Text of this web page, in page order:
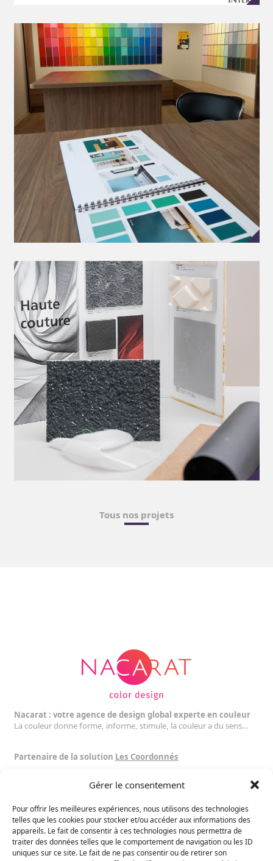
Gérer le consentement
Pour offrir les meilleures expériences, nous utilisons des technologies
telles que les cookies pour stocker et/ou accéder aux informations des
appareils. Le fait de consentir à ces technologies nous permettra de
traiter des données telles que le comportement de navigation ou les ID
uniques sur ce site. Le fait de ne pas consentir ou de retirer son
Tous nos projets
Nacarat : votre agence de design global experte en couleur
La couleur donne forme, informe, stimule, la couleur a du sens…
Partenaire de la solution Les Coordonnés
Toulouse
16 rue Dalayrac
31000 Toulouse